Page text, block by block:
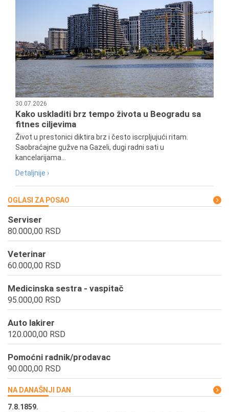
30.07.2026
Kako uskladiti brz tempo života u Beogradu sa
fitnes ciljevima
Život u prestonici diktira brz i često iscrpljujući ritam.
Saobraćajne gužve na Gazeli, dugi radni sati u
kancelarijama...
Detaljnije ›
OGLASI ZA POSAO
Serviser
80.000,00 RSD
Veterinar
60.000,00 RSD
Medicinska sestra - vaspitač
95.000,00 RSD
Auto lakirer
120.000,00 RSD
Pomoćni radnik/prodavac
90.000,00 RSD
NA DANAŠNJI DAN
7.8.1859.